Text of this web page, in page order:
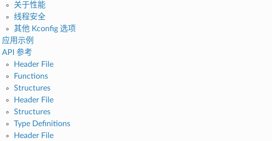
关于性能
线程安全
其他 Kconfig 选项
应用示例
API 参考
Header File
Functions
Structures
Header File
Structures
Type Definitions
Header File